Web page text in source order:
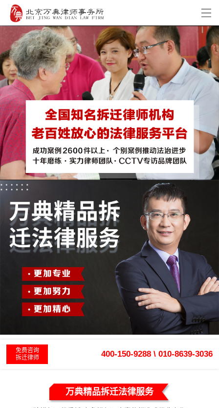
免费咨询
拆迁律师
400-150-9288 \ 010-8639-3036
万典精品拆迁法律服务